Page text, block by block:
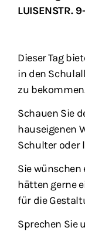
LUISENSTR.
Dieser Tag
in den
zu
Schauen Sie
hauseigenen
Schulter oder
Sie
hätten gerne
für die
Sprechen Sie